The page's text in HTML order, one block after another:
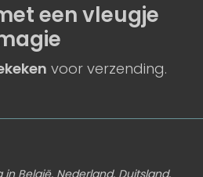
eenvleugje
voor verzending.